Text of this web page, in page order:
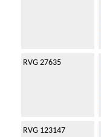
RVG 27635
RVG 123147